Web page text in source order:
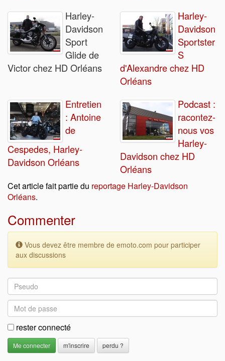
Harley-
Davidson
Sport
Glide de
Victor chez HD Orléans
Harley-
Davidson
Sportster
S
d'Alexandre chez HD
Orléans
Entretien
: Antoine
de
Cespedes, Harley-
Davidson Orléans
Podcast :
racontez-
nous vos
Harley-
Davidson chez HD
Orléans
Cet article fait partie du reportage Harley-Davidson
Orléans.
Commenter
Vous devez être membre de emoto.com pour participer
aux discussions
rester connecté
m'inscrire perdu ?